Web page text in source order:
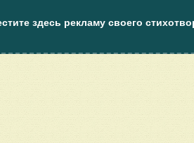
здесь рекламу своего